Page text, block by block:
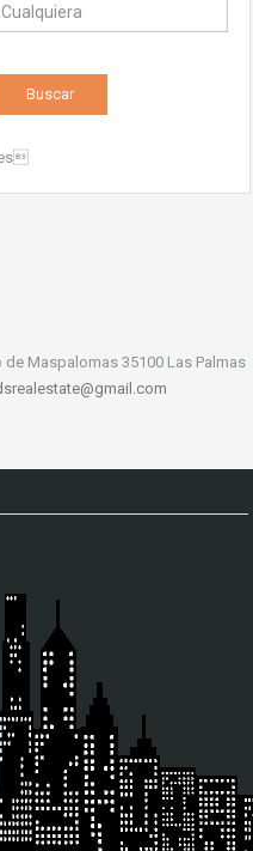
de Maspalomas 35100 Las Palmas